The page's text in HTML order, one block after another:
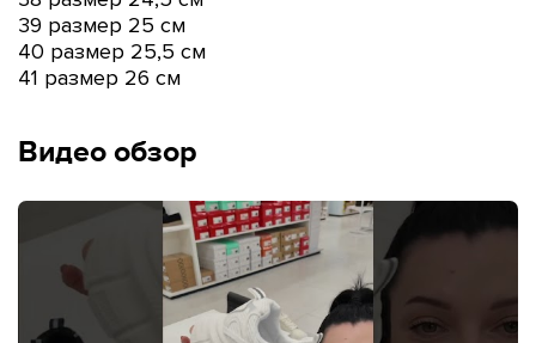
39 размер 25 см
40 размер 25,5 см
41 размер 26 см
Видео обзор